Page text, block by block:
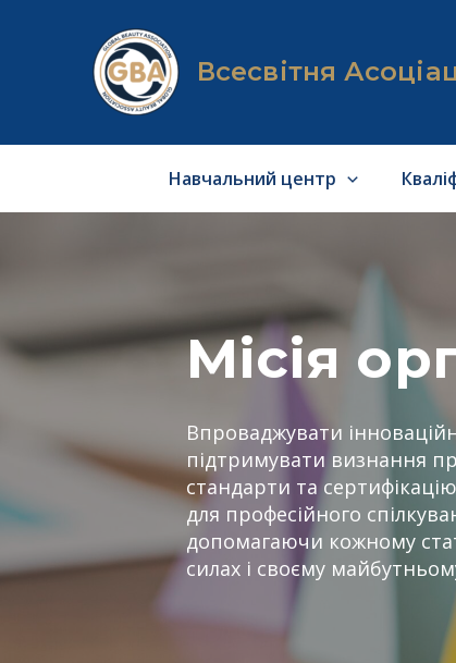
Всесвітня
Навчальний центр
Місія
Впроваджувати
підтримувати визнання
стандарти та
для професійного
допомагаючи кожному
силах і своєму